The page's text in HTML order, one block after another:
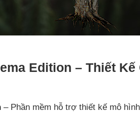
Edition – Thiết Kế
– Phần mềm hỗ trợ thiết kế mô